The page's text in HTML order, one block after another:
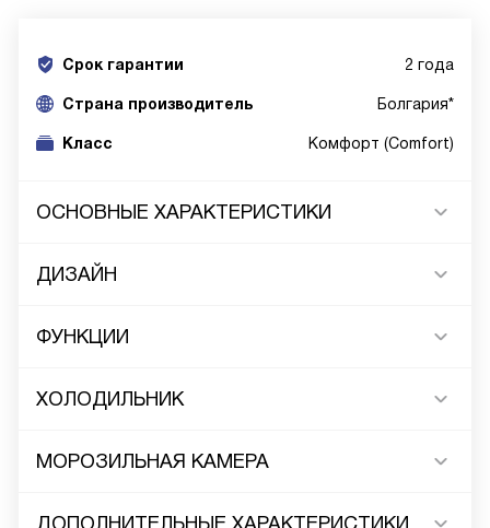
Срок гарантии 2 года
Cтрана производитель Болгария*
Класс Комфорт (Comfort)
ОСНОВНЫЕ ХАРАКТЕРИСТИКИ
ДИЗАЙН
ФУНКЦИИ
ХОЛОДИЛЬНИК
МОРОЗИЛЬНАЯ КАМЕРА
ДОПОЛНИТЕЛЬНЫЕ ХАРАКТЕРИСТИКИ